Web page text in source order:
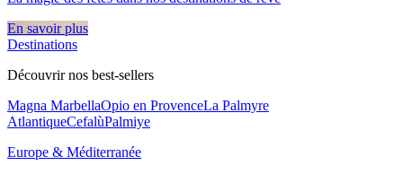
En savoir plus
Destinations
Découvrir nos best-sellers
Magna MarbellaOpio en ProvenceLa Palmyre
AtlantiqueCefalùPalmiye
Europe & Méditerranée